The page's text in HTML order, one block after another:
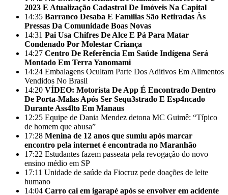
2023 E Atualização Cadastral De Imóveis Na Capital
14:35 Barranco Desaba E Famílias São Retiradas Às
Pressas Da Comunidade Boas Novas
14:31 Pai Usa Chifres De Alce E Pá Para Matar
Condenado Por Molestar Criança
14:27 Centro De Referência Em Saúde Indígena Será
Montado Em Terra Yanomami
14:24 Embalagens Ocultam Parte Dos Aditivos Em Alimentos
Vendidos No Brasil
14:20 VÍDEO: Motorista De App É Encontrado Dentro
De Porta-Malas Após Ser Sequ3strado E Esp4ncado
Durante Ass4lto Em Manaus
12:25 Equipe de Dania Mendez detona MC Guimê: “Típico
de homem que abusa”
17:28 Menina de 12 anos que sumiu após marcar
encontro pela internet é encontrada no Maranhão
17:22 Estudantes fazem passeata pela revogação do novo
ensino médio em SP
17:11 Unidade de saúde da Fiocruz pede doações de leite
humano
14:04 Carro cai em igarapé após se envolver em acidente